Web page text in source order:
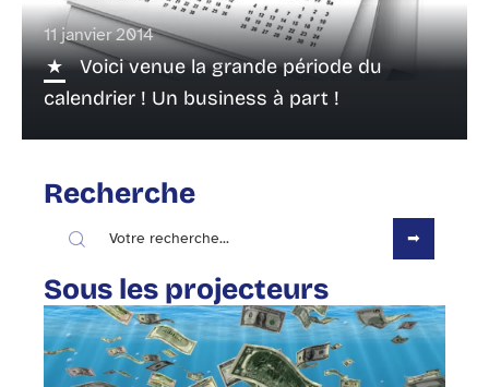
11 janvier 2014
Voici venue la grande période du
calendrier ! Un business à part !
Recherche
Sous les projecteurs